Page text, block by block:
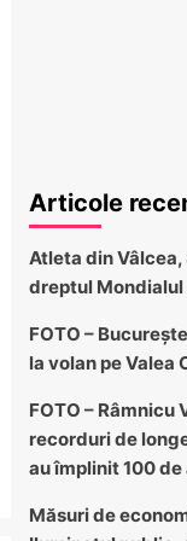
Articole
Atleta din
dreptul Mondialul
FOTO –
la volan pe Valea
FOTO – Râmnicu
recorduri de
au împlinit 100
Măsuri de